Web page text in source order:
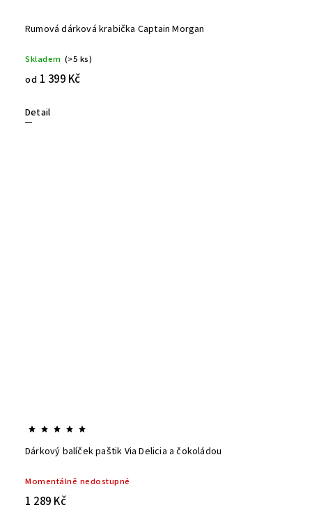
Rumová dárková krabička Captain Morgan
Skladem (>5 ks)
od 1 399 Kč
Detail
Dárkový balíček paštik Via Delicia a čokoládou
Momentálně nedostupné
1 289 Kč